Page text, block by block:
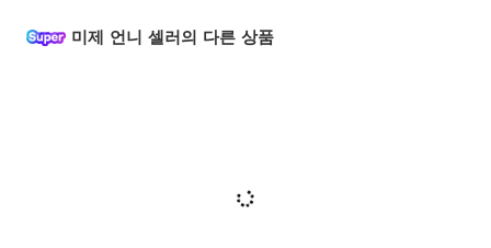
미제 언니 셀러의 다른 상품